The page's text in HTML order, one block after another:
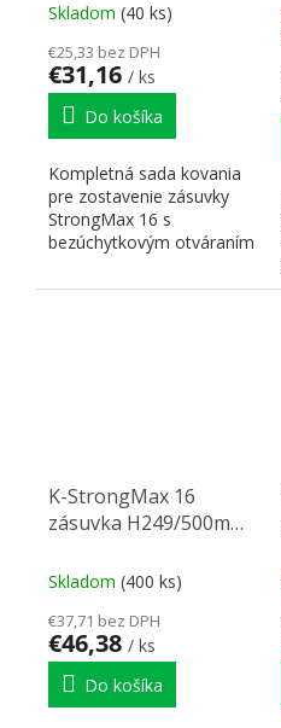
Skladom (40 ks)
€25,33 bez DPH
€31,16 / ks
Do košíka
Kompletná sada kovania
pre zostavenie zásuvky
StrongMax 16 s
bezúchytkovým otváraním
prírezy...
K-StrongMax 16
zásuvka H249/500mm
Skladom (400 ks)
€37,71 bez DPH
€46,38 / ks
Do košíka